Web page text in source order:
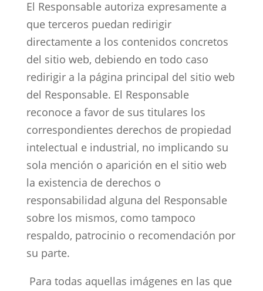
El Responsable autoriza expresamente a
que terceros puedan redirigir
directamente a los contenidos concretos
del sitio web, debiendo en todo caso
redirigir a la página principal del sitio web
del Responsable. El Responsable
reconoce a favor de sus titulares los
correspondientes derechos de propiedad
intelectual e industrial, no implicando su
sola mención o aparición en el sitio web
la existencia de derechos o
responsabilidad alguna del Responsable
sobre los mismos, como tampoco
respaldo, patrocinio o recomendación por
su parte.
Para todas aquellas imágenes en las que